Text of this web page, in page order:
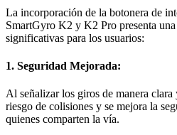
La incorporación de la botonera de
SmartGyro K2 y K2 Pro presenta
significativas para los usuarios:
1. Seguridad Mejorada:
Al señalizar los giros de manera clara
riesgo de colisiones y se mejora la
quienes comparten la vía.